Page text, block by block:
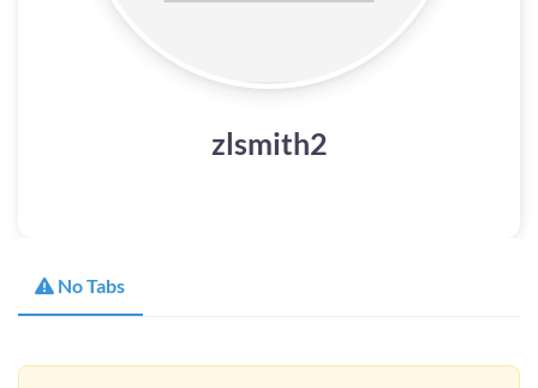
zlsmith2
No Tabs